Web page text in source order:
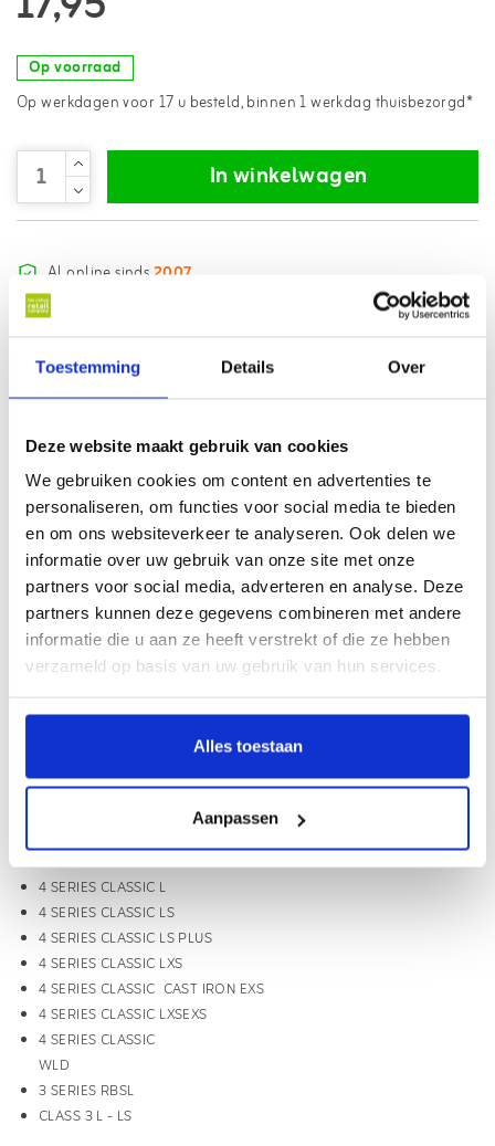
Toestemming Details Over
Deze website maakt gebruik van cookies
We gebruiken cookies om content en advertenties te
personaliseren, om functies voor social media te bieden
en om ons websiteverkeer te analyseren. Ook delen we
informatie over uw gebruik van onze site met onze
partners voor social media, adverteren en analyse. Deze
partners kunnen deze gegevens combineren met andere
informatie die u aan ze heeft verstrekt of die ze hebben
verzameld op basis van uw gebruik van hun services.
Alles toestaan
Aanpassen
Op voorraad
Op werkdagen voor 17 u besteld, binnen 1 werkdag thuisbezorgd*
In winkelwagen
Al online sinds2007
Webwinkel met
verzending vanaf €75,- (NL/BE)
Informatie
Campingaz Wieltjes x 2 2/3/4 SERIES BBQ, geschikt voor de
onderstaande modellen:
3 SERIES CLASSIC L
3 SERIES CLASSIC LS
3 SERIES CLASSIC LS PLUS
3 SERIES CLASSIC CAST IRON EXS
3 SERIES CLASSIC LXSEXS
3 SERIES CLASSIC WLD
3 SERIES WOODY L
WLX
4 SERIES CLASSIC L
4 SERIES CLASSIC LS
4 SERIES CLASSIC LS PLUS
4 SERIES CLASSIC LXS
4 SERIES CLASSIC CAST IRON EXS
4 SERIES CLASSIC LXSEXS
4 SERIES CLASSIC
WLD
3 SERIES RBSL
CLASS 3 L - LS